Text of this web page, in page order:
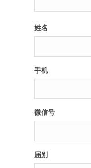
出彩2016
辉煌2013
梦工坊圈
姓名
手机
微信号
届别